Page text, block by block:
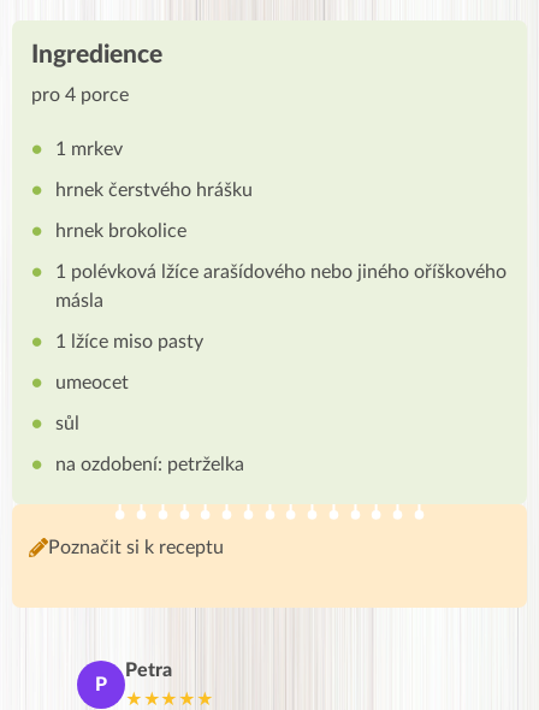
Ingredience
pro 4 porce
1 mrkev
hrnek čerstvého hrášku
hrnek brokolice
1 polévková lžíce arašídového nebo jiného oříškového
másla
1 lžíce miso pasty
umeocet
sůl
na ozdobení: petrželka
Poznačit si k receptu
P
Petra
★★★★★